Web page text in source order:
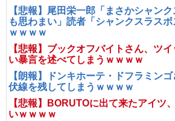
【悲報】尾田栄一郎「まさかシャン
も思わまい」読者「シャンクスラス
ｗｗｗｗ
【悲報】ブックオフバイトさん、ツ
い暴言を述べてしまうｗｗｗｗ
【朗報】ドンキホーテ・ドフラミン
伏線を残してしまうｗｗｗｗ
【悲報】BORUTOに出て来たアイツ
いｗｗｗｗ